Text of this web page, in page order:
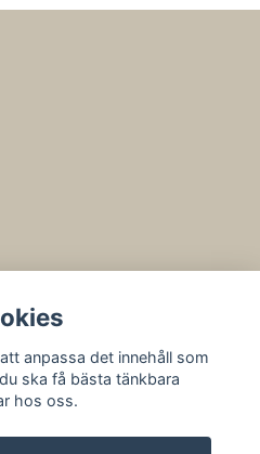
anpassa det innehåll som
ska få bästa tänkbara
hos oss.